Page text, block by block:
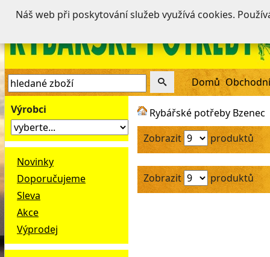
Domů
Výrobci
Novinky
Doporučujeme
Sleva
Akce
Výprodej
Rybářské potřeby Bzenec
Zobrazit
produktů
Zobrazit produktů
Náš web při poskytování služeb využívá cookies.